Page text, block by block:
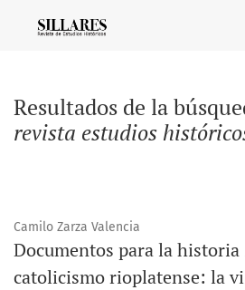
Resultados de la
revista estudios
Camilo Zarza Valencia
Documentos para la historia
catolicismo rioplatense: la